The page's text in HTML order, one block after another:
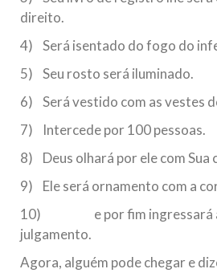
direito.
4) Será isentado do fogo do
5) Seu rosto será iluminado.
6) Será vestido com as vestes
7) Intercede por 100 pessoas.
8) Deus olhará por ele com Sua
9) Ele será ornamento com a
10) e por fim ingressará
julgamento.
Agora, alguém pode chegar e